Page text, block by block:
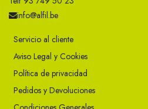
info@alfil.be
Servicio al cliente
Aviso Legal y Cookies
Política de privacidad
Pedidos y Devoluciones